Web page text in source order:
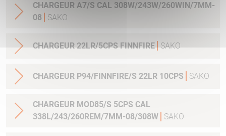
CHARGEUR A7/S CAL 308W/243W/260WIN/7MM-
08
SAKO
CHARGEUR 22LR/5CPS FINNFIRE SAKO
CHARGEUR P94/FINNFIRE/S 22LR 10CPS SAKO
CHARGEUR MOD85/S 5CPS CAL
338L/243/260REM/7MM-08/308W
SAKO